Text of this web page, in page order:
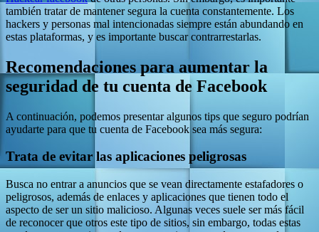
también tratar de mantener segura la cuenta constantemente. Los
hackers y personas mal intencionadas siempre están abundando en
estas plataformas, y es importante buscar contrarrestarlas.
Recomendaciones para aumentar la
seguridad de tu cuenta de Facebook
A continuación, podemos presentar algunos tips que seguro podrían
ayudarte para que tu cuenta de Facebook sea más segura:
Trata de evitar las aplicaciones peligrosas
Busca no entrar a anuncios que se vean directamente estafadores o
peligrosos, además de enlaces y aplicaciones que tienen todo el
aspecto de ser un sitio malicioso. Algunas veces suele ser más fácil
de reconocer que otros este tipo de sitios, sin embargo, todas estas